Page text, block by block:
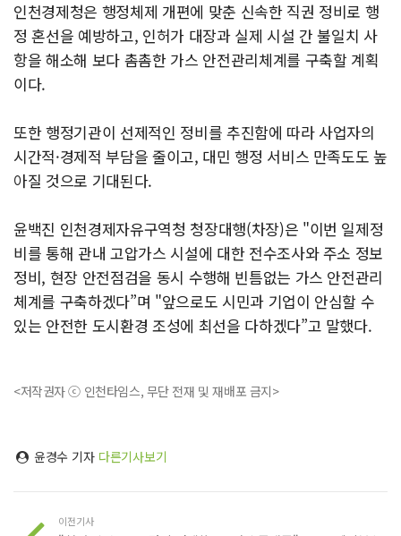
인천경제청은 행정체제 개편에 맞춘 신속한 직권 정비로 행
정 혼선을 예방하고, 인허가 대장과 실제 시설 간 불일치 사
항을 해소해 보다 촘촘한 가스 안전관리체계를 구축할 계획
이다.
또한 행정기관이 선제적인 정비를 추진함에 따라 사업자의
시간적·경제적 부담을 줄이고, 대민 행정 서비스 만족도도 높
아질 것으로 기대된다.
윤백진 인천경제자유구역청 청장대행(차장)은 "이번 일제정
비를 통해 관내 고압가스 시설에 대한 전수조사와 주소 정보
정비, 현장 안전점검을 동시 수행해 빈틈없는 가스 안전관리
체계를 구축하겠다”며 "앞으로도 시민과 기업이 안심할 수
있는 안전한 도시환경 조성에 최선을 다하겠다”고 말했다.
<저작권자 ⓒ 인천타임스, 무단 전재 및 재배포 금지>
윤경수 기자 다른기사보기
이전기사